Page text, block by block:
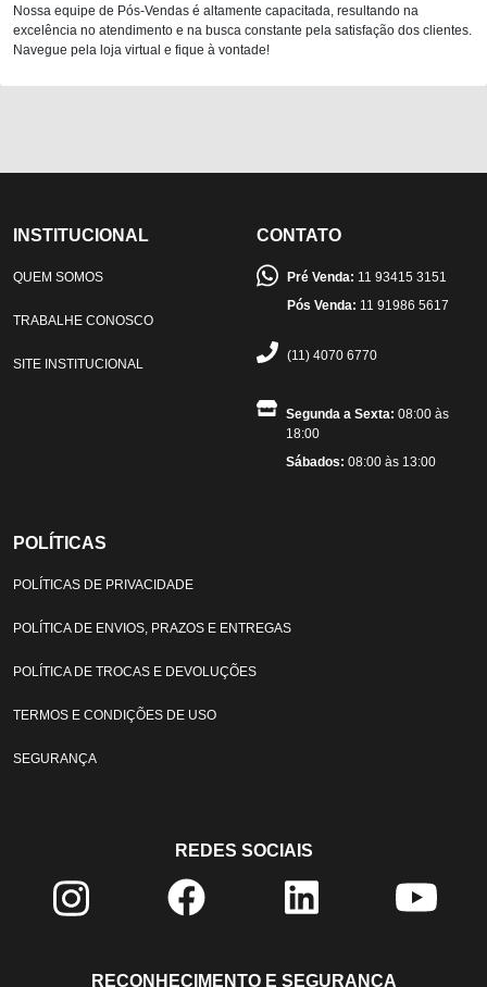
Nossa equipe de Pós-Vendas é altamente capacitada, resultando na
excelência no atendimento e na busca constante pela satisfação dos clientes.
Navegue pela loja virtual e fique à vontade!
INSTITUCIONAL
QUEM SOMOS
TRABALHE CONOSCO
SITE INSTITUCIONAL
CONTATO
Pré Venda: 11 93415 3151
Pós Venda: 11 91986 5617
(11) 4070 6770
Segunda a Sexta: 08:00 às
18:00
Sábados: 08:00 às 13:00
POLÍTICAS
POLÍTICAS DE PRIVACIDADE
POLÍTICA DE ENVIOS, PRAZOS E ENTREGAS
POLÍTICA DE TROCAS E DEVOLUÇÕES
TERMOS E CONDIÇÕES DE USO
SEGURANÇA
REDES SOCIAIS
RECONHECIMENTO E SEGURANÇA